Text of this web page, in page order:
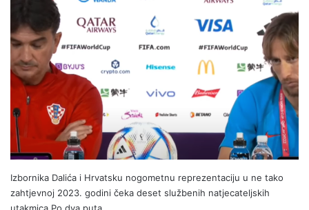
Izbornika Dalića i Hrvatsku nogometnu reprezentaciju u ne tako
zahtjevnoj 2023. godini čeka deset službenih natjecateljskih